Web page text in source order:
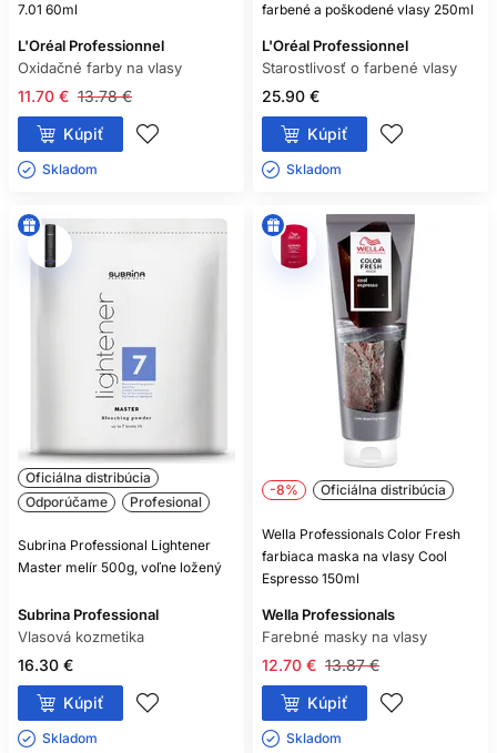
7.01 60ml
L'Oréal Professionnel
Oxidačné farby na vlasy
13.78 €
11.70 €
Kúpiť
Skladom ㅤ
farbené a poškodené vlasy 250ml
L'Oréal Professionnel
Starostlivosť o farbené vlasy
25.90 €
Kúpiť
Skladom ㅤ
Oficiálna distribúcia
Odporúčame
Profesional
Subrina Professional Lightener
Master melír 500g, voľne ložený
Subrina Professional
Vlasová kozmetika
16.30 €
Kúpiť
Skladom ㅤ
-8% Oficiálna distribúcia
Wella Professionals Color Fresh
farbiaca maska na vlasy Cool
Espresso 150ml
Wella Professionals
Farebné masky na vlasy
13.87 €
12.70 €
Kúpiť
Skladom ㅤ